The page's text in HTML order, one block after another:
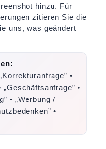
hinzu. Für
zitieren Sie die
uns, was geändert
•
„Geschäftsanfrage” •
• „Werbung /
•